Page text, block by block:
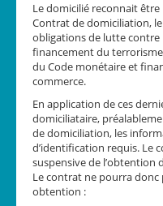
Le domicilié reconnait
Contrat de domiciliation,
obligations de lutte contre
financement du terrorisme
du Code monétaire et
commerce.
En application de ces
domiciliataire,
de domiciliation, les
d’identification requis. Le
suspensive de l’obtention
Le contrat ne pourra
obtention :